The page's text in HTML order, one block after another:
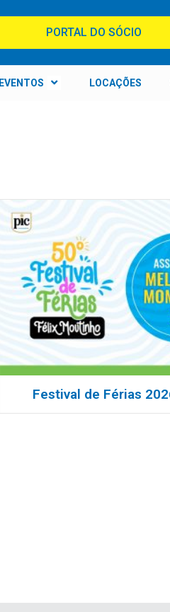
PORTAL DO SÓCIO
EVENTOS LOCAÇÕES
Festival de Férias